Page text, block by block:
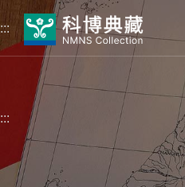
跳到中央內容區塊
:::
:::